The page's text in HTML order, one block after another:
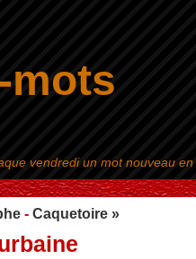
mots
Aller au contenu|
- Caquetoire »
vendredi un mot nouveau